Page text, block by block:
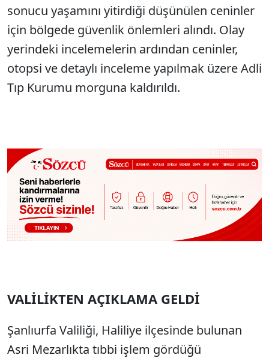
sonucu yaşamını yitirdiği düşünülen ceninler
için bölgede güvenlik önlemleri alındı. Olay
yerindeki incelemelerin ardından ceninler,
otopsi ve detaylı inceleme yapılmak üzere Adli
Tıp Kurumu morguna kaldırıldı.
VALİLİKTEN AÇIKLAMA GELDİ
Şanlıurfa Valiliği, Haliliye ilçesinde bulunan
Asri Mezarlıkta tıbbi işlem gördüğü